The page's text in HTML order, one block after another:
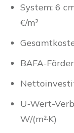
System: 6
€/m²
BAFA-
U-Wert-
W/(m²·K)